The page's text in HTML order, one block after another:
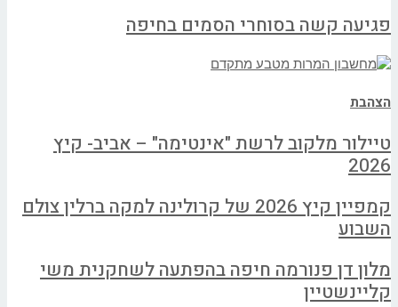
פגיעה קשה בסוחרי הסמים בחיפה
הצהבת
טיילור מלקוב לרשת "אינטימה" – אביב- קיץ
2026
קמפיין קיץ 2026 של קרולינה למקה ברלין צולם
השבוע
מלון דן פנורמה חיפה בהפתעה לשחקנית משי
קליינשטיין